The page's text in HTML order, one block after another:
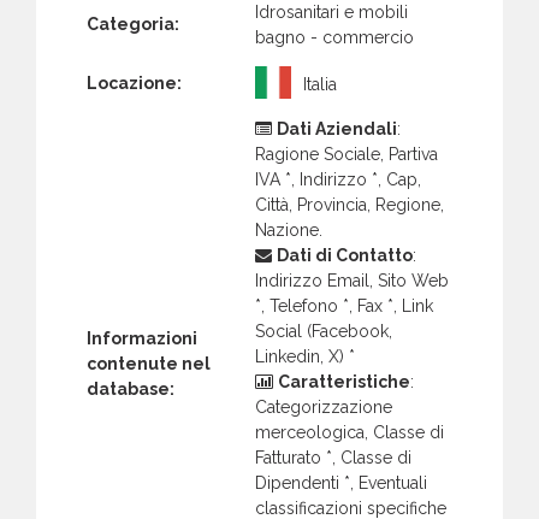
Categoria:
Idrosanitari e mobili
bagno - commercio
Locazione: Italia
Informazioni
contenute nel
database:
Dati Aziendali:
Ragione Sociale, Partiva
IVA *, Indirizzo *, Cap,
Città, Provincia, Regione,
Nazione.
Dati di Contatto:
Indirizzo Email, Sito Web
*, Telefono *, Fax *, Link
Social (Facebook,
Linkedin, X) *
Caratteristiche:
Categorizzazione
merceologica, Classe di
Fatturato *, Classe di
Dipendenti *, Eventuali
classificazioni specifiche